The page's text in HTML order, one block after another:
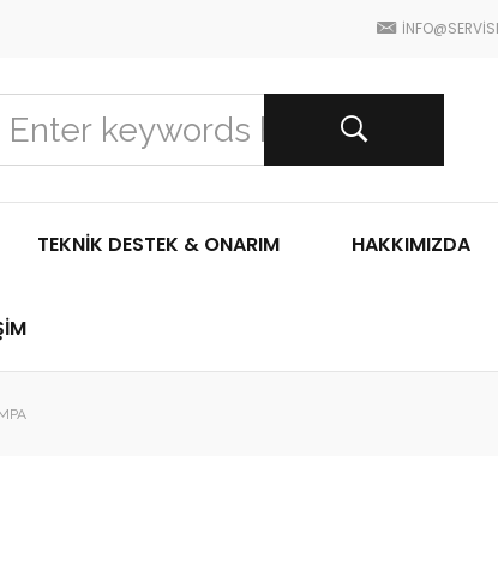
TEKNIK DESTEK & ONARIM HAKKIMIZDA